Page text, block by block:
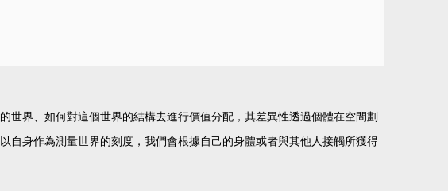
界、如何對這個世界的結構去進行價值分配，其差異性透過個體在空間劃
自身作為測量世界的刻度，我們會根據自己的身體或者與其他人接觸所獲得